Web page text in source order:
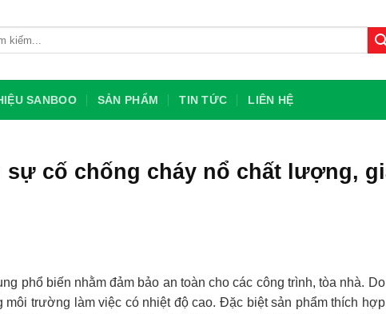
SANBOO SẢN PHẨM TIN TỨC LIÊN HỆ
sự cố chống cháy nổ chất lượng,
phổ biến nhằm đảm bảo an toàn cho các công trình, tòa nhà.
môi trường làm việc có nhiệt độ cao. Đặc biệt sản phẩm thích